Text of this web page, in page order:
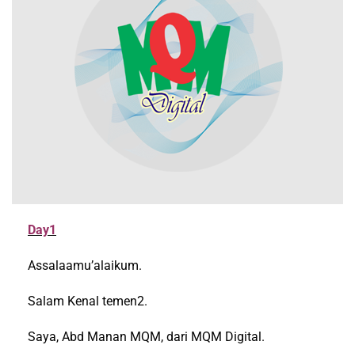
Day1
Assalaamu’alaikum.
Salam Kenal temen2.
Saya, Abd Manan MQM, dari MQM Digital.